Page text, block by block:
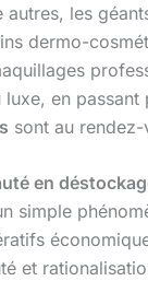
autres, les
dermo-
en
sont au rendez-
en
simple
et